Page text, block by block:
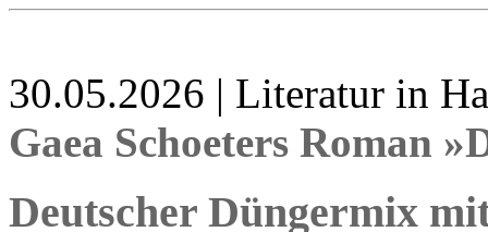
30.05.2026 | Literatur in
Gaea Schoeters Roman
Deutscher Düngermix